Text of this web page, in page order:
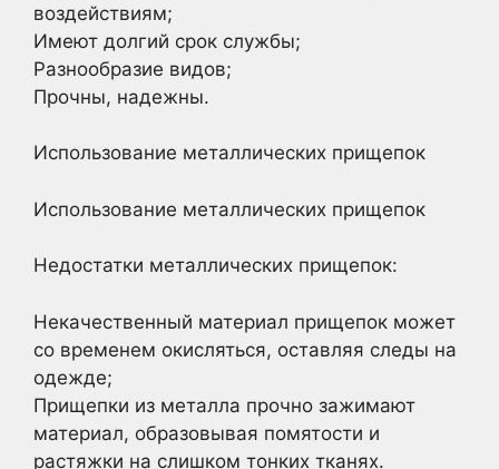
воздействиям;
Имеют долгий срок службы;
Разнообразие видов;
Прочны, надежны.
Использование металлических прищепок
Использование металлических прищепок
Недостатки металлических прищепок:
Некачественный материал прищепок может
со временем окисляться, оставляя следы на
одежде;
Прищепки из металла прочно зажимают
материал, образовывая помятости и
растяжки на слишком тонких тканях.